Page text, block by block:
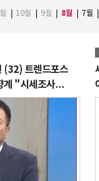
10월 9월 8월 7월
(32) 트렌드포스
계 "시세조사